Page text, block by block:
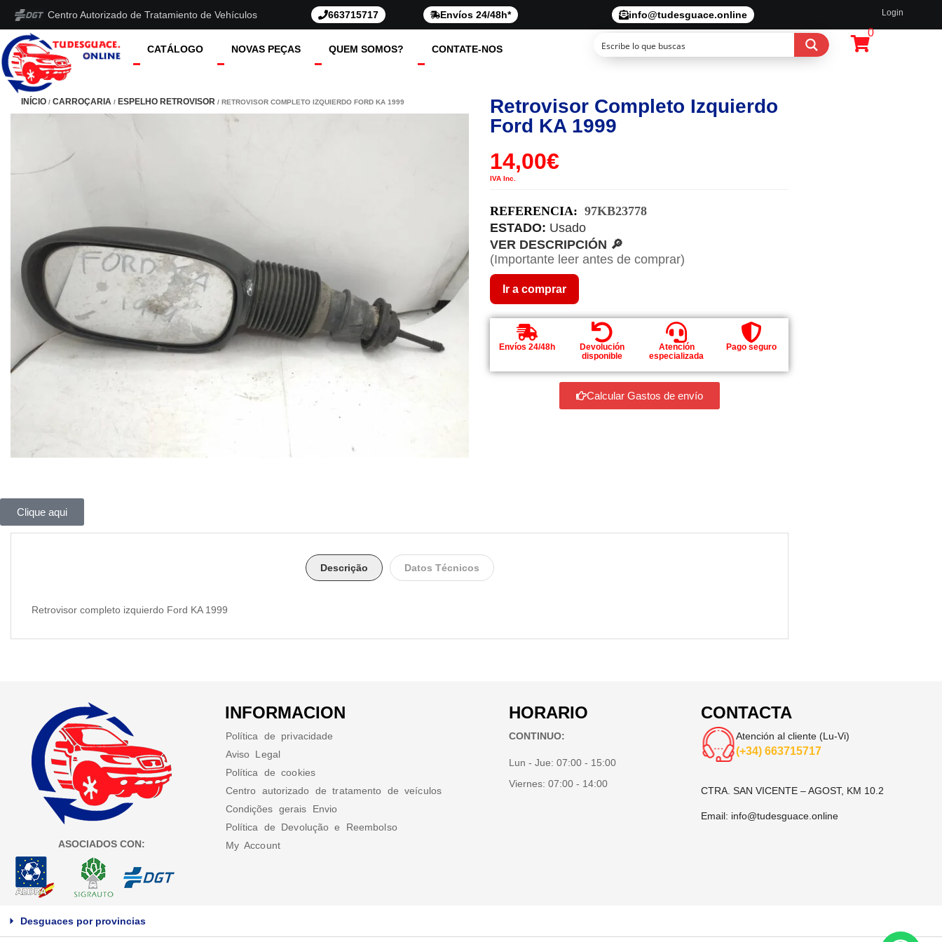
Centro Autorizado de Tratamiento de Vehículos 663715717 Envíos 24/48h* info@tudesguace.online Login
CATÁLOGO NOVAS PEÇAS QUEM SOMOS? CONTATE-NOS
0
INÍCIO / CARROÇARIA / ESPELHO RETROVISOR / RETROVISOR COMPLETO IZQUIERDO FORD KA 1999
Retrovisor Completo Izquierdo
Ford KA 1999
14,00€
IVA Inc.
REFERENCIA: 97KB23778
ESTADO: Usado
VER DESCRIPCIÓN 🔎
(Importante leer antes de comprar)
Ir a comprar
Envíos 24/48h
Devolución
disponible
Atención
especializada
Pago seguro
Calcular Gastos de envío
Clique aqui
Descrição Datos Técnicos
Retrovisor completo izquierdo Ford KA 1999
ASOCIADOS CON:
INFORMACION
Política de privacidade
Aviso Legal
Política de cookies
Centro autorizado de tratamento de veículos
Condições gerais Envio
Política de Devolução e Reembolso
My Account
HORARIO
CONTINUO:
Lun - Jue:07:00 - 15:00
Viernes:07:00 - 14:00
CONTACTA
Atención al cliente (Lu-Vi)
(+34) 663715717
CTRA. SAN VICENTE – AGOST, KM 10.2
Email: info@tudesguace.online
Desguaces por provincias